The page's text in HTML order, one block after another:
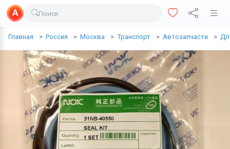
Поиск
Главная Россия Москва Транспорт Автозапчасти
Доставка еды
Транспорт
Недвижимость
Услуги
Личные вещи
Одежда и обувь